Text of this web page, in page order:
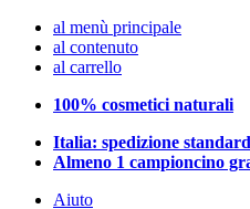
al menù principale
al contenuto
al carrello
100% cosmetici naturali
Italia: spedizione
Almeno 1 campioncino
Aiuto